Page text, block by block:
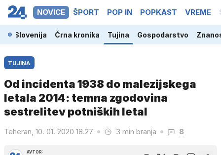
NOVICE ŠPORT POP IN POPKAST VREME
Slovenija Črna kronika Tujina Gospodarstvo
TUJINA
Od incidenta 1938 do malezijskega
letala 2014: temna zgodovina
sestrelitev potniških letal
Teheran, 10. 01. 2020 18.27 3 min branja 8
AVTOR: